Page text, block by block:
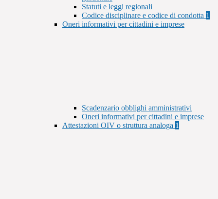
Statuti e leggi regionali
Codice disciplinare e codice di condotta 1
Oneri informativi per cittadini e imprese
Scadenzario obblighi amministrativi
Oneri informativi per cittadini e imprese
Attestazioni OIV o struttura analoga 1